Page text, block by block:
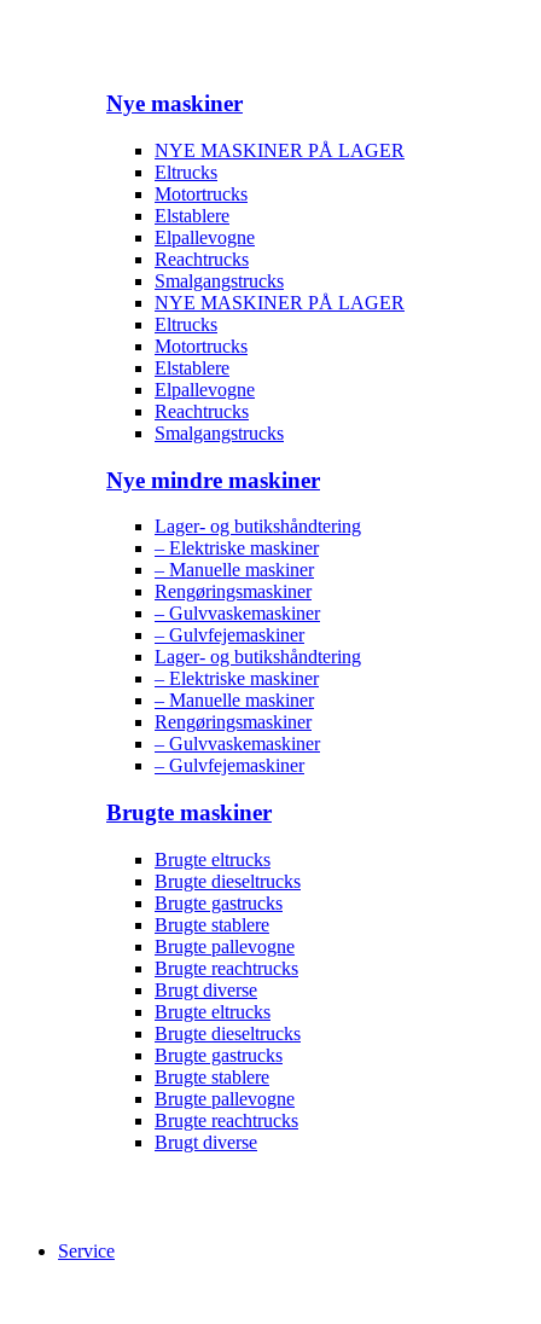
Nye maskiner
NYE MASKINER PÅ LAGER
Eltrucks
Motortrucks
Elstablere
Elpallevogne
Reachtrucks
Smalgangstrucks
NYE MASKINER PÅ LAGER
Eltrucks
Motortrucks
Elstablere
Elpallevogne
Reachtrucks
Smalgangstrucks
Nye mindre maskiner
Lager- og butikshåndtering
– Elektriske maskiner
– Manuelle maskiner
Rengøringsmaskiner
– Gulvvaskemaskiner
– Gulvfejemaskiner
Lager- og butikshåndtering
– Elektriske maskiner
– Manuelle maskiner
Rengøringsmaskiner
– Gulvvaskemaskiner
– Gulvfejemaskiner
Brugte maskiner
Brugte eltrucks
Brugte dieseltrucks
Brugte gastrucks
Brugte stablere
Brugte pallevogne
Brugte reachtrucks
Brugt diverse
Brugte eltrucks
Brugte dieseltrucks
Brugte gastrucks
Brugte stablere
Brugte pallevogne
Brugte reachtrucks
Brugt diverse
Service